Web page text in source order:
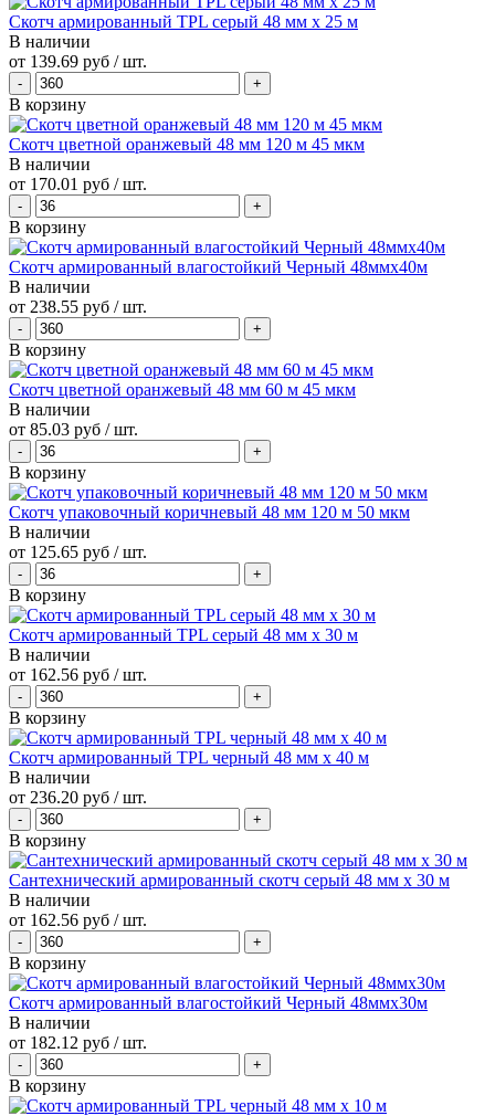
Скотч армированный TPL серый 48 мм х 25 м
В наличии
от 139.69 руб / шт.
В корзину
Скотч цветной оранжевый 48 мм 120 м 45 мкм
В наличии
от 170.01 руб / шт.
В корзину
Скотч армированный влагостойкий Черный 48ммх40м
В наличии
от 238.55 руб / шт.
В корзину
Скотч цветной оранжевый 48 мм 60 м 45 мкм
В наличии
от 85.03 руб / шт.
В корзину
Скотч упаковочный коричневый 48 мм 120 м 50 мкм
В наличии
от 125.65 руб / шт.
В корзину
Скотч армированный TPL серый 48 мм х 30 м
В наличии
от 162.56 руб / шт.
В корзину
Скотч армированный TPL черный 48 мм х 40 м
В наличии
от 236.20 руб / шт.
В корзину
Сантехнический армированный скотч серый 48 мм х 30 м
В наличии
от 162.56 руб / шт.
В корзину
Скотч армированный влагостойкий Черный 48ммх30м
В наличии
от 182.12 руб / шт.
В корзину